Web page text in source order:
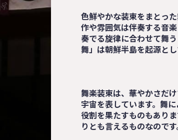
色鮮やかな装束をまとっ
作や雰囲気は伴奏する音
奏でる旋律に合わせて舞
舞」は朝鮮半島を起源と
舞楽装束は、華やかさだ
宇宙を表しています。舞
役割を果たすものもあり
りとも言えるものなので